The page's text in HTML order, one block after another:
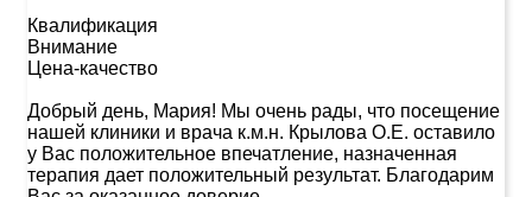
Квалификация
Внимание
Цена-качество
Добрый день, Мария! Мы очень рады, что посещение
нашей клиники и врача к.м.н. Крылова О.Е. оставило
у Вас положительное впечатление, назначенная
терапия дает положительный результат. Благодарим